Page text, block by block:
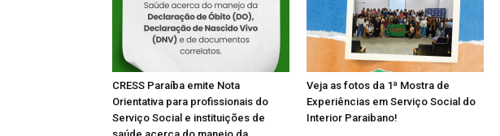
CRESS Paraíba emite Nota
Orientativa para profissionais do
Serviço Social e instituições de
Veja as fotos da 1ª Mostra de
Experiências em Serviço Social do
Interior Paraibano!